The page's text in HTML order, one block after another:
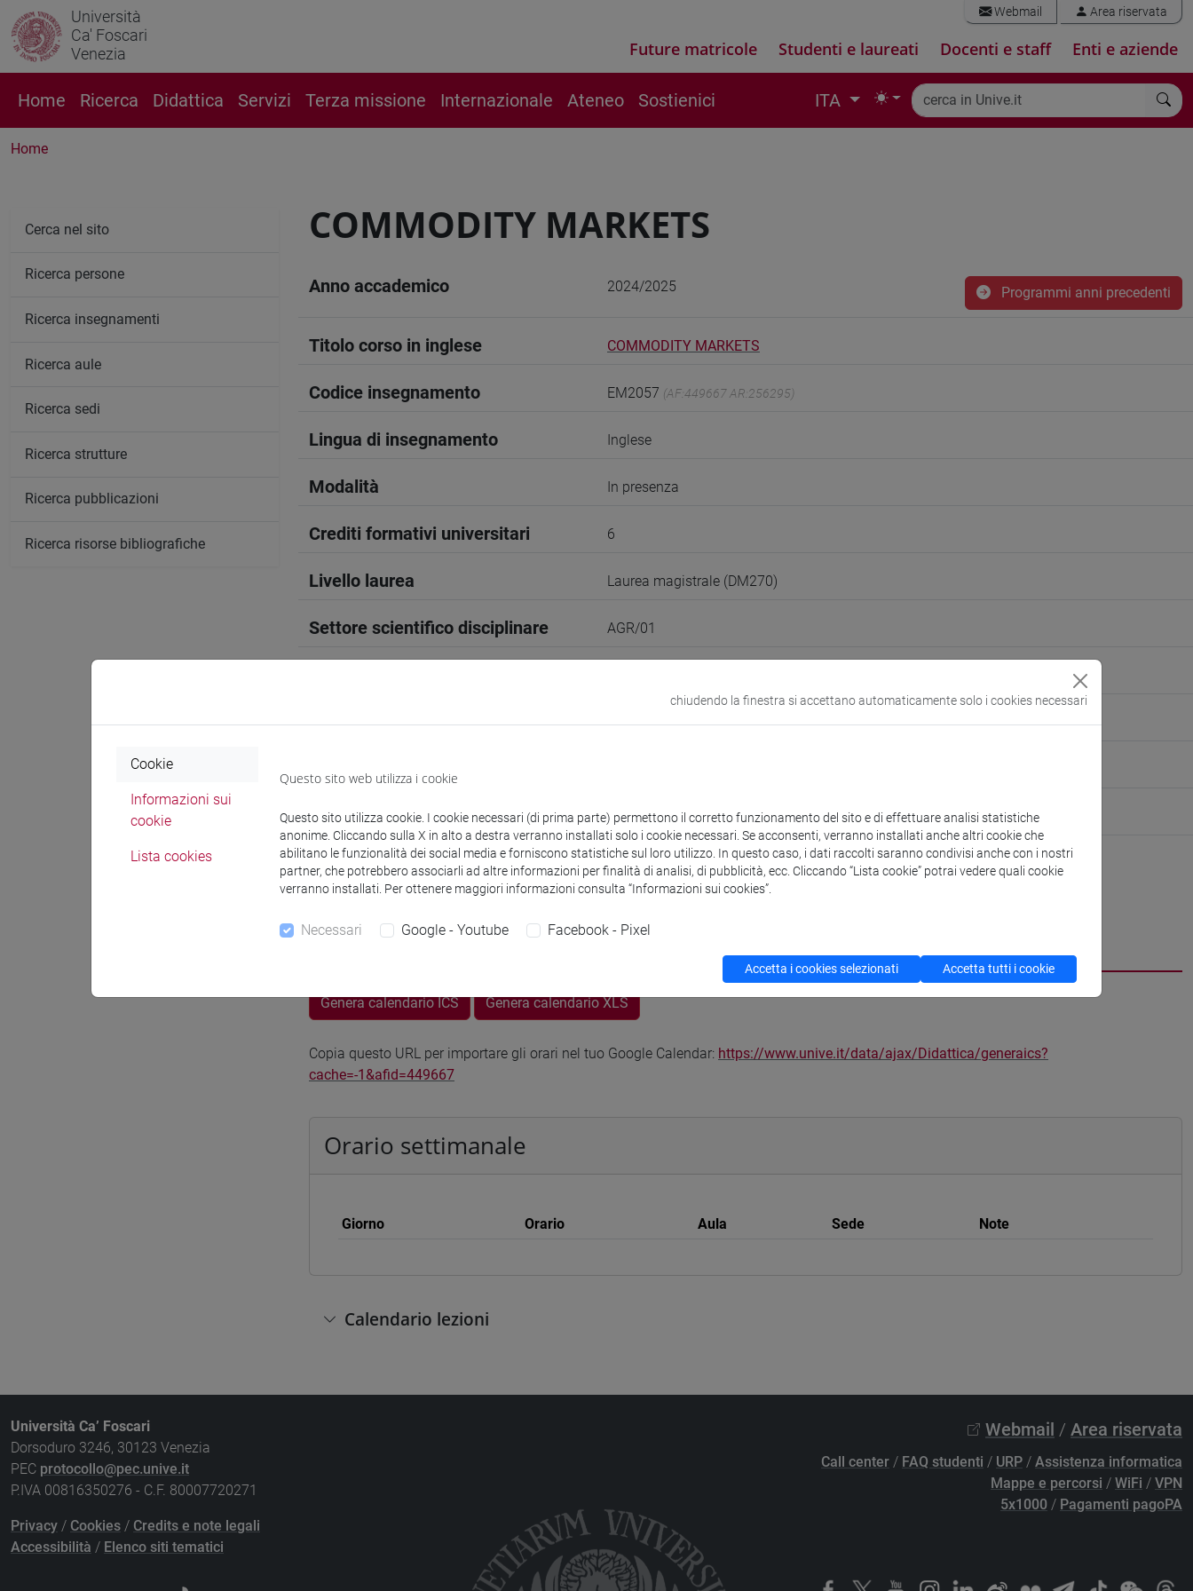
Università
Ca' Foscari
Venezia
Webmail Area riservata
Future matricole Studenti e laureati Docenti e staff Enti e aziende
Home Ricerca Didattica Servizi Terza missione Internazionale Ateneo Sostienici ITA
Home
COMMODITY MARKETS
Anno accademico 2024/2025 Programmi anni precedenti
Titolo corso in inglese COMMODITY MARKETS
Codice insegnamento EM2057 (AF:449667 AR:256295)
Lingua di insegnamento Inglese
Modalità In presenza
Crediti formativi universitari 6
Livello laurea Laurea magistrale (DM270)
Settore scientifico disciplinare AGR/01
Anno corso 2
Sede
Spazio Moodle Link allo spazio del corso
Docenti e corsi di laurea Programma
Genera calendario ICS Genera calendario XLS
Copia questo URL per importare gli orari nel tuo Google Calendar: https://www.unive.it/data/ajax/Didattica/generaics?
cache=-1&afid=449667
Orario settimanale
Giorno Orario Aula Sede Note
Calendario lezioni
Cerca nel sito
Ricerca persone
Ricerca insegnamenti
Ricerca aule
Ricerca sedi
Ricerca strutture
Ricerca pubblicazioni
Ricerca risorse bibliografiche
Università Ca’ Foscari
Dorsoduro 3246, 30123 Venezia
PEC protocollo@pec.unive.it
P.IVA 00816350276 - C.F. 80007720271
Privacy / Cookies / Credits e note legali
Accessibilità / Elenco siti tematici
Webmail / Area riservata
Call center / FAQ studenti / URP / Assistenza informatica
Mappe e percorsi / WiFi / VPN
5x1000 / Pagamenti pagoPA
chiudendo la finestra si accettano automaticamente solo i cookies necessari
Cookie
Informazioni sui
cookie
Lista cookies
Questo sito web utilizza i cookie
Questo sito utilizza cookie. I cookie necessari (di prima parte) permettono il corretto funzionamento del sito e di effettuare analisi statistiche
anonime. Cliccando sulla X in alto a destra verranno installati solo i cookie necessari. Se acconsenti, verranno installati anche altri cookie che
abilitano le funzionalità dei social media e forniscono statistiche sul loro utilizzo. In questo caso, i dati raccolti saranno condivisi anche con i nostri
partner, che potrebbero associarli ad altre informazioni per finalità di analisi, di pubblicità, ecc. Cliccando “Lista cookie” potrai vedere quali cookie
verranno installati. Per ottenere maggiori informazioni consulta “Informazioni sui cookies”.
Necessari Google - Youtube Facebook - Pixel
Accetta i cookies selezionati Accetta tutti i cookie